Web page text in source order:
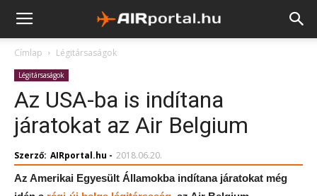
Címlap Légitársaságok
Légitársaságok
Az USA-ba is indítana
járatokat az Air Belgium
Szerző: AIRportal.hu - 2018.06.20.
Az Amerikai Egyesült Államokba indítana járatokat még